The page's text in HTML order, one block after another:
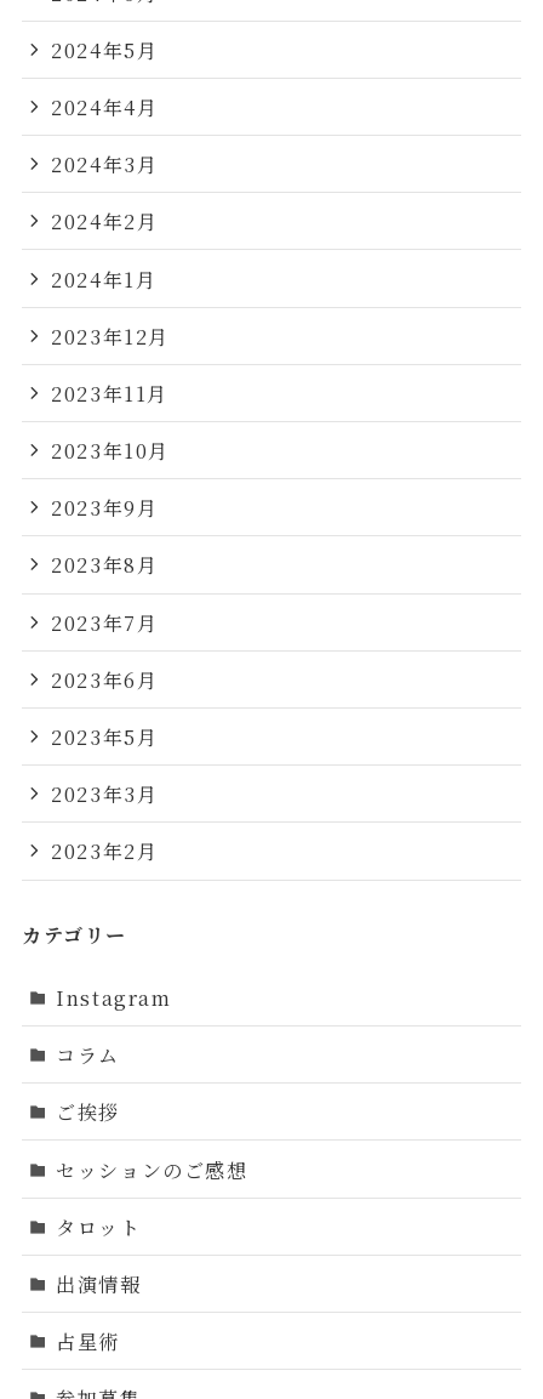
2024年5月
2024年4月
2024年3月
2024年2月
2024年1月
2023年12月
2023年11月
2023年10月
2023年9月
2023年8月
2023年7月
2023年6月
2023年5月
2023年3月
2023年2月
カテゴリー
Instagram
コラム
ご挨拶
セッションのご感想
タロット
出演情報
占星術